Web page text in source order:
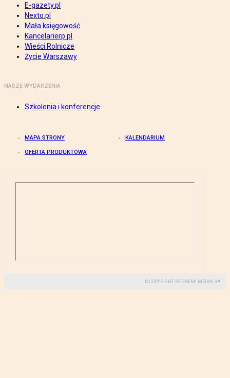
E-gazety.pl
Nexto.pl
Mała księgowość
Kancelarierp.pl
Wieści Rolnicze
Życie Warszawy
NASZE WYDARZENIA
Szkolenia i konferencje
MAPA STRONY KALENDARIUM
OFERTA PRODUKTOWA
© COPYRIGHT BY GREMI MEDIA SA